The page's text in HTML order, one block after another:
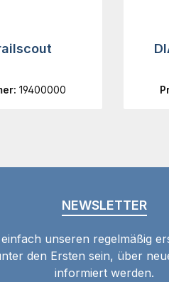
19400000
NEWSLETTER
unseren regelmäßig
den Ersten sein, über
informiert werden.